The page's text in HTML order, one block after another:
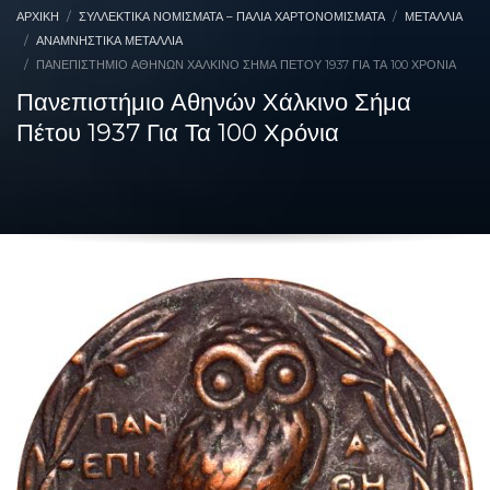
ΑΡΧΙΚΉ ΣΥΛΛΕΚΤΙΚΆ ΝΟΜΊΣΜΑΤΑ – ΠΑΛΙΆ ΧΑΡΤΟΝΟΜΊΣΜΑΤΑ
ΜΕΤΑΛΛΙΑ
ΑΝΑΜΝΗΣΤΙΚΆ ΜΕΤΆΛΛΙΑ
ΠΑΝΕΠΙΣΤΉΜΙΟ ΑΘΗΝΏΝ ΧΆΛΚΙΝΟ ΣΉΜΑ ΠΈΤΟΥ 1937 ΓΙΑ ΤΑ 100 ΧΡΌΝΙΑ
Πανεπιστήμιο Αθηνών Χάλκινο Σήμα
Πέτου 1937 Για Τα 100 Χρόνια